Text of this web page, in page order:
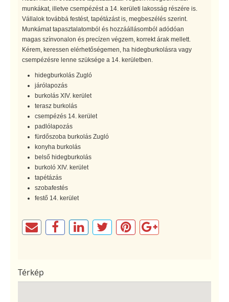
munkákat, illetve csempézést a 14. kerületi lakosság részére is.
Vállalok továbbá festést, tapétázást is, megbeszélés szerint.
Munkámat tapasztalatomból és hozzáállásomból adódóan
magas színvonalon és precízen végzem, korrekt árak mellett.
Kérem, keressen elérhetőségemen, ha hidegburkolásra vagy
csempézésre lenne szüksége a 14. kerületben.
hidegburkolás Zugló
járólapozás
burkolás XIV. kerület
terasz burkolás
csempézés 14. kerület
padlólapozás
fürdőszoba burkolás Zugló
konyha burkolás
belső hidegburkolás
burkoló XIV. kerület
tapétázás
szobafestés
festő 14. kerület
Térkép